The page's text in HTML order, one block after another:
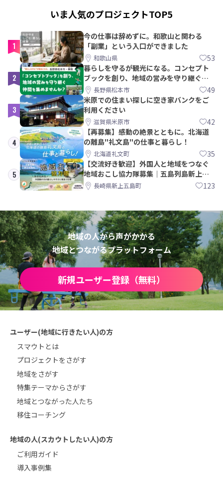
いま人気のプロジェクトTOP5
1
今の仕事は辞めずに。和歌山と関わる
「副業」という入口ができました
和歌山県 53
2
暮らしを守るが観光になる。コンセプト
ブックを創り、地域の営みを守り継ぐ仲
間を集めませんか？
長野県松本市 49
3
米原での住まい探しに空き家バンクをご
利用ください
滋賀県米原市 42
4
【再募集】感動の絶景とともに。北海道
の離島"礼文島"の仕事と暮らし！
北海道礼文町 35
5
【交流好き歓迎】外国人と地域をつなぐ
地域おこし協力隊募集｜五島列島新上五
島町長崎県新上五島町 123
地域の人から声がかかる
地域とつながるプラットフォーム
新規ユーザー登録（無料）
ユーザー(地域に行きたい人)の方
スマウトとは
プロジェクトをさがす
地域をさがす
特集テーマからさがす
地域とつながった人たち
移住コーチング
地域の人(スカウトしたい人)の方
ご利用ガイド
導入事例集